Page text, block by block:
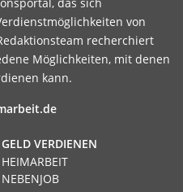
von
recherchiert
Möglichkeiten, mit denen
kann.
GELD VERDIENEN
HEIMARBEIT
NEBENJOB